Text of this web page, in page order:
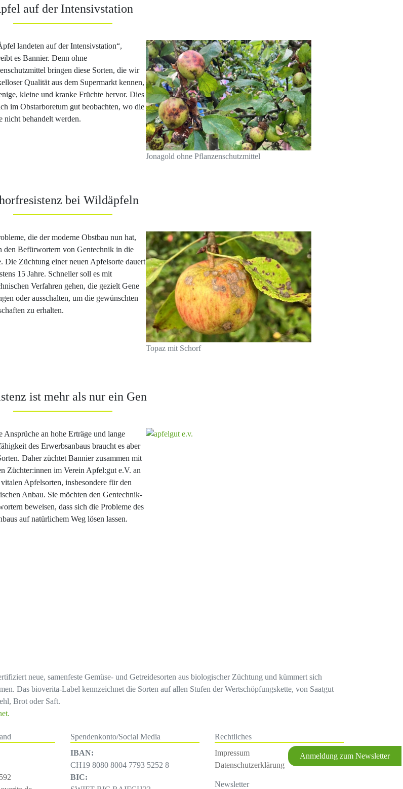
auf der Intensivstation
landeten auf der Intensivstation“,
es Bannier. Denn ohne
bringen diese Sorten, die wir
Qualität aus dem Supermarkt kennen,
kleine und kranke Früchte hervor. Dies
im Obstarboretum gut beobachten, wo die
nicht behandelt werden.
Jonagold ohne Pflanzenschutzmittel
bei Wildäpfeln
die der moderne Obstbau nun hat,
den Befürwortern von Gentechnik in die
Die Züchtung einer neuen Apfelsorte dauert
15 Jahre. Schneller soll es mit
Verfahren gehen, die gezielt Gene
oder ausschalten, um die gewünschten
zu erhalten.
Topaz mit Schorf
ist mehr als nur ein Gen
Ansprüche an hohe Erträge und lange
des Erwerbsanbaus braucht es aber
Daher züchtet Bannier zusammen mit
Züchter:innen im Verein Apfel:gut e.V. an
Apfelsorten, insbesondere für den
Anbau. Sie möchten den Gentechnik-
beweisen, dass sich die Probleme des
auf natürlichem Weg lösen lassen.
Anmeldung zum Newsletter
neue, samenfeste Gemüse- und Getreidesorten aus biologischer Züchtung und kümmert sich
Das bioverita-Label kennzeichnet die Sorten auf allen Stufen der Wertschöpfungskette, von Saatgut
Brot oder Saft.
Spendenkonto/Social Media
IBAN:
CH19 8080 8004 7793 5252 8
BIC:
Rechtliches
Impressum
Datenschutzerklärung
Newsletter